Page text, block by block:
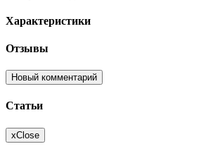
Характеристики
Отзывы
Новый комментарий
Статьи
xClose